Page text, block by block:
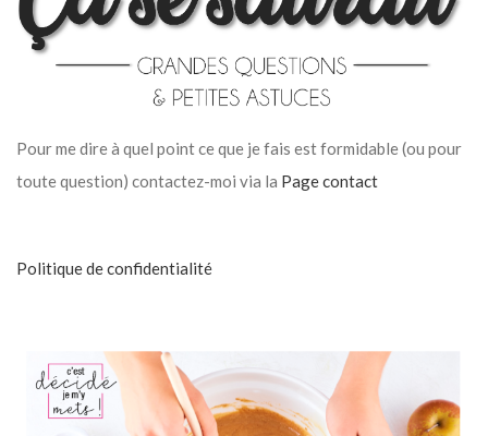
Pour me dire à quel point ce que je fais est formidable (ou pour
toute question) contactez-moi via la Page contact
Politique de confidentialité